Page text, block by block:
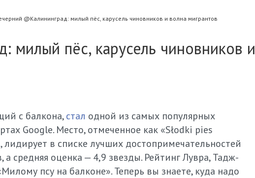
@Калининград: милый пёс, карусель чиновников и волна мигрантов
милый пёс, карусель чиновников и
с балкона,стал одной из самых популярных
Google. Место, отмеченное как «Słodki pies
в списке лучших достопримечательностей
а средняя оценка — 4,9 звезды. Рейтинг Лувра, Тадж-
псу на балконе». Теперь вы знаете, куда надо